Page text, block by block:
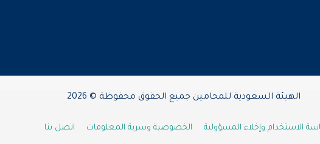
الهيئة السعودية للمحامين جميع الحقوق محفوظة © 2026
الاستخدام وإخلاء المسؤولية الخصوصية وسرية المعلومات اتصل بنا